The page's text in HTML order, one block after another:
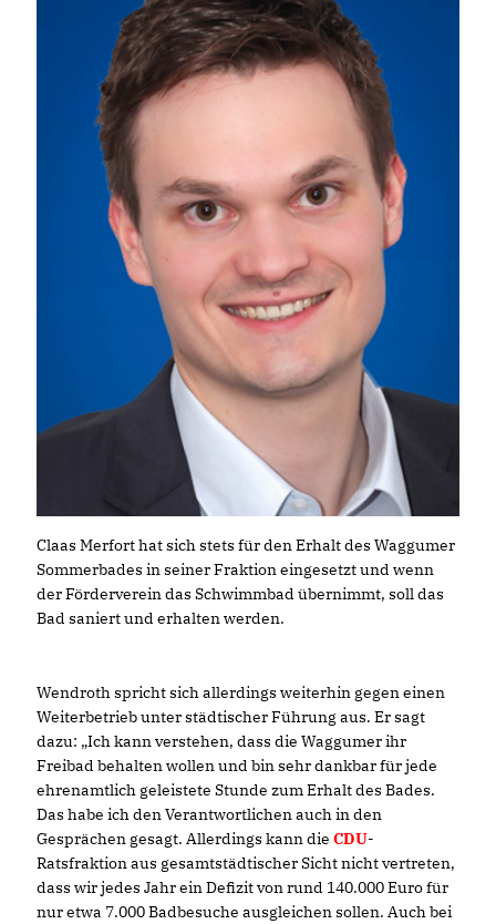
Claas Merfort hat sich stets für den Erhalt des Waggumer
Sommerbades in seiner Fraktion eingesetzt und wenn
der Förderverein das Schwimmbad übernimmt, soll das
Bad saniert und erhalten werden.
Wendroth spricht sich allerdings weiterhin gegen einen
Weiterbetrieb unter städtischer Führung aus. Er sagt
dazu: „Ich kann verstehen, dass die Waggumer ihr
Freibad behalten wollen und bin sehr dankbar für jede
ehrenamtlich geleistete Stunde zum Erhalt des Bades.
Das habe ich den Verantwortlichen auch in den
Gesprächen gesagt. Allerdings kann die CDU-
Ratsfraktion aus gesamtstädtischer Sicht nicht vertreten,
dass wir jedes Jahr ein Defizit von rund 140.000 Euro für
nur etwa 7.000 Badbesuche ausgleichen sollen. Auch bei